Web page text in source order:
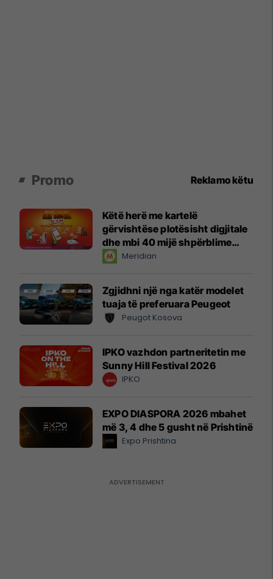
Promo Reklamo këtu
Këtë herë me kartelë
gërvishtëse plotësisht digjitale
dhe mbi 40 mijë shpërblime
instant!Meridian
Zgjidhni një nga katër modelet
tuaja të preferuara Peugeot
Peugot Kosova
IPKO vazhdon partneritetin me
Sunny Hill Festival 2026
IPKO
EXPO DIASPORA 2026 mbahet
më 3, 4 dhe 5 gusht në Prishtinë
Expo Prishtina